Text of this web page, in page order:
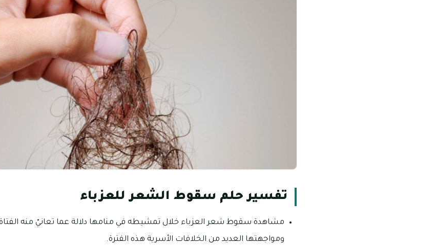
تفسير حلم سقوط الشعر للعزباء
مشاهدة سقوط شعر العزباء خلال تمشيطه في منامها دلالة عما تعانيّ منه
ومواجهتها العديد من الخلافات الأسرية هذه الفترة.